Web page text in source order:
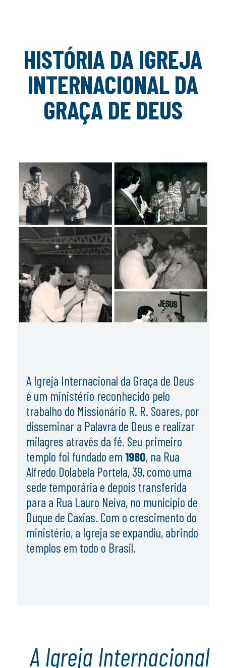
HISTÓRIA DA IGREJA
INTERNACIONAL DA
GRAÇA DE DEUS
A Igreja Internacional da Graça de Deus
é um ministério reconhecido pelo
trabalho do Missionário R. R. Soares, por
disseminar a Palavra de Deus e realizar
milagres através da fé. Seu primeiro
templo foi fundado em1980, na Rua
Alfredo Dolabela Portela, 39, como uma
sede temporária e depois transferida
para a Rua Lauro Neiva, no município de
Duque de Caxias. Com o crescimento do
ministério, a Igreja se expandiu, abrindo
templos em todo o Brasil.
A Igreja Internacional